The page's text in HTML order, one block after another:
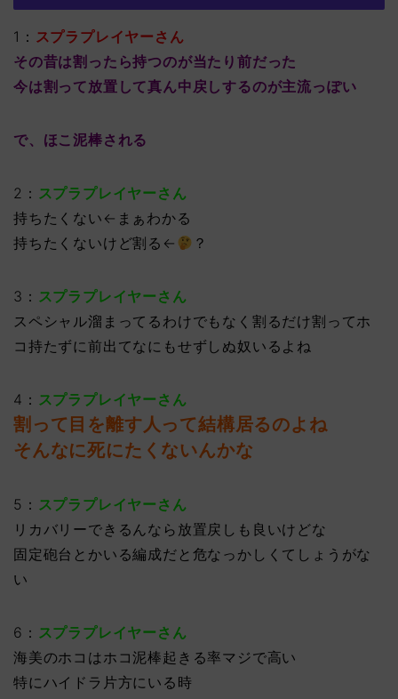
1： スプラプレイヤーさん
その昔は割ったら持つのが当たり前だった
今は割って放置して真ん中戻しするのが主流っぽい
で、ほこ泥棒される
2： スプラプレイヤーさん
持ちたくない←まぁわかる
持ちたくないけど割る←
？
3： スプラプレイヤーさん
スペシャル溜まってるわけでもなく割るだけ割ってホ
コ持たずに前出てなにもせずしぬ奴いるよね
4： スプラプレイヤーさん
割って目を離す人って結構居るのよね
そんなに死にたくないんかな
5： スプラプレイヤーさん
リカバリーできるんなら放置戻しも良いけどな
固定砲台とかいる編成だと危なっかしくてしょうがな
い
6： スプラプレイヤーさん
海美のホコはホコ泥棒起きる率マジで高い
特にハイドラ片方にいる時